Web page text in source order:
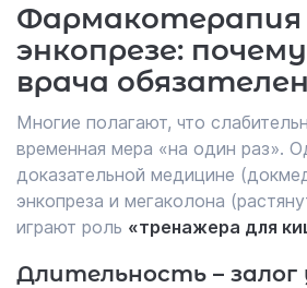
Фармакотерапия
энкопрезе:
врача обязателен
Многие полагают, что
временная мера «на один раз».
доказательной медицине
энкопреза и мегаколона
играют роль «тренажера для
Длительность – залог